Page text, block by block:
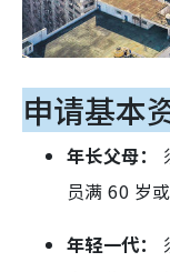
申请基本
年长父母：
员满 60 岁
年轻一代：